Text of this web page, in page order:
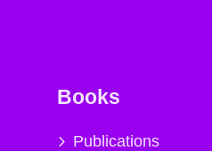
Books
Publications